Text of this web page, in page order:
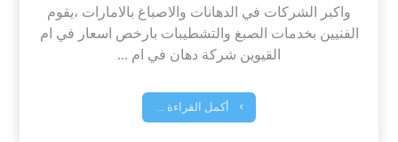
واكبر الشركات في الدهانات والاصباغ بالامارات ،يقوم
الفنيين بخدمات الصبغ والتشطيبات بارخص اسعار في ام
القيوين شركة دهان في ام ...
أكمل القراءة ...